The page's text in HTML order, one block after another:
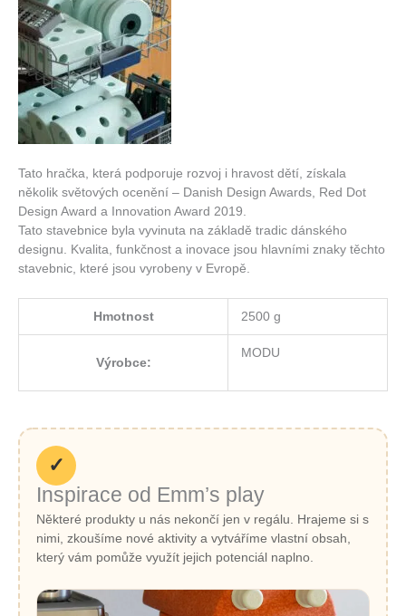
Tato hračka, která podporuje rozvoj i hravost dětí, získala
několik světových ocenění – Danish Design Awards, Red Dot
Design Award a Innovation Award 2019.
Tato stavebnice byla vyvinuta na základě tradic dánského
designu. Kvalita, funkčnost a inovace jsou hlavními znaky těchto
stavebnic, které jsou vyrobeny v Evropě.
Hmotnost 2500 g
Výrobce:
MODU
✓
Inspirace od Emm’s play
Některé produkty u nás nekončí jen v regálu. Hrajeme si s
nimi, zkoušíme nové aktivity a vytváříme vlastní obsah,
který vám pomůže využít jejich potenciál naplno.